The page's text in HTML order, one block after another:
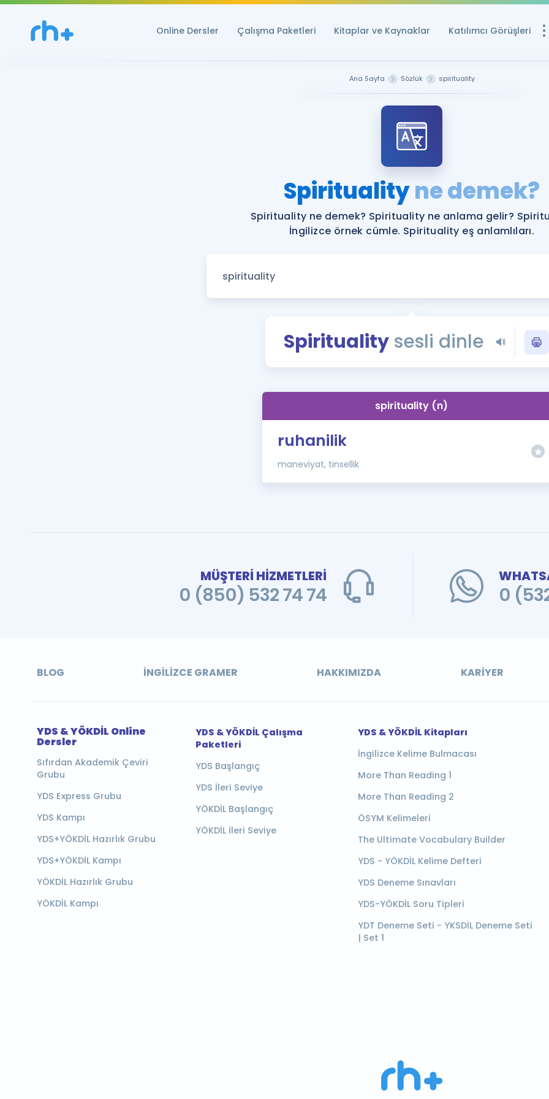
Online Dersler Çalışma Paketleri Kitaplar ve Kaynaklar Katılımcı Görüşleri
Ücretsiz
YDS ve YÖKDİL
YDS ve YÖKDİL'e
Tüm ÖSYM
YDS - YÖKDİL
İngilizce
Ana Sayfa Sözlük spirituality
Spiritualityne demek?
Spirituality ne demek? Spirituality ne anlama gelir?
İngilizce örnek cümle. Spirituality eş anlamlıları.
Spiritualitysesli dinle
spirituality (n)
ruhanilik
maneviyat, tinsellik
MÜŞTERİ HİZMETLERİ
0 (850) 532 74 74 0
BLOG İNGILIZCE GRAMER HAKKIMIZDA KARIYER
YDS & YÖKDİL Online
Dersler
Sıfırdan Akademik Çeviri
Grubu
YDS Express Grubu
YDS Kampı
YDS+YÖKDİL Hazırlık Grubu
YDS+YÖKDİL Kampı
YÖKDİL Hazırlık Grubu
YÖKDİL Kampı
YDS & YÖKDİL Çalışma
Paketleri
YDS Başlangıç
YDS İleri Seviye
YÖKDİL Başlangıç
YÖKDİL İleri Seviye
YDS & YÖKDİL Kitapları
İngilizce Kelime Bulmacası
More Than Reading 1
More Than Reading 2
ÖSYM Kelimeleri
The Ultimate Vocabulary Builder
YDS - YÖKDİL Kelime Defteri
YDS Deneme Sınavları
YDS-YÖKDİL Soru Tipleri
YDT Deneme Seti - YKSDİL Deneme Seti
| Set 1